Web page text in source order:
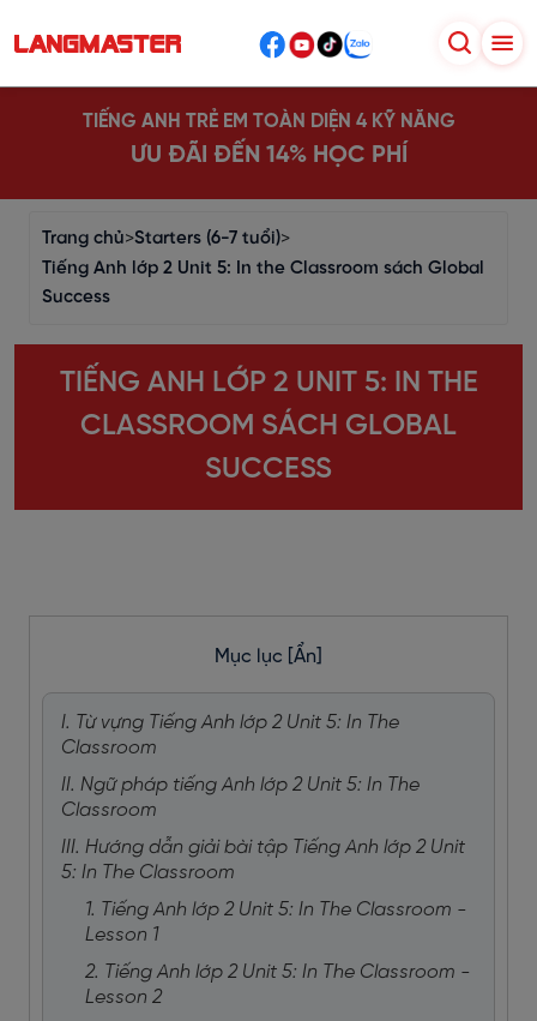
TIẾNG ANH TRẺ EM TOÀN DIỆN 4 KỸ NĂNG
ƯU ĐÃI ĐẾN 14% HỌC PHÍ
Trang chủ>Starters (6-7 tuổi)>
Tiếng Anh lớp 2 Unit 5: In the Classroom sách Global
Success
TIẾNG ANH LỚP 2 UNIT 5: IN THE
CLASSROOM SÁCH GLOBAL
SUCCESS
Mục lục [Ẩn]
I. Từ vựng Tiếng Anh lớp 2 Unit 5: In The
Classroom
II. Ngữ pháp tiếng Anh lớp 2 Unit 5: In The
Classroom
III. Hướng dẫn giải bài tập Tiếng Anh lớp 2 Unit
5: In The Classroom
1. Tiếng Anh lớp 2 Unit 5: In The Classroom -
Lesson 1
2. Tiếng Anh lớp 2 Unit 5: In The Classroom -
Lesson 2